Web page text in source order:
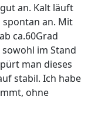
an. Kalt läuft
an. Mit
ca.60Grad
im Stand
man dieses
stabil. Ich habe
ohne